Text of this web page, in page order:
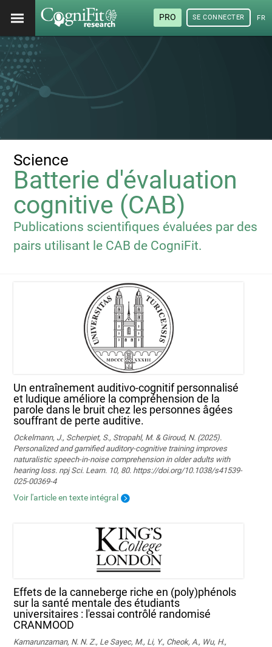
PRO SE CONNECTER
Science
Batterie d'évaluation
cognitive (CAB)
Publications scientifiques évaluées par des
pairs utilisant le CAB de CogniFit.
Un entraînement auditivo-cognitif personnalisé
et ludique améliore la compréhension de la
parole dans le bruit chez les personnes âgées
souffrant de perte auditive.
Ockelmann, J., Scherpiet, S., Stropahl, M. & Giroud, N. (2025).
Personalized and gamified auditory-cognitive training improves
naturalistic speech-in-noise comprehension in older adults with
hearing loss. npj Sci. Learn. 10, 80. https://doi.org/10.1038/s41539-
025-00369-4
Voir l'article en texte intégral
Effets de la canneberge riche en (poly)phénols
sur la santé mentale des étudiants
universitaires : l'essai contrôlé randomisé
CRANMOOD
Kamarunzaman, N. N. Z., Le Sayec, M., Li, Y., Cheok, A., Wu, H.,